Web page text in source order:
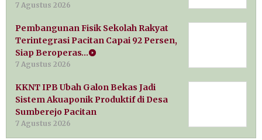
7 Agustus 2026
Pembangunan Fisik Sekolah Rakyat
Terintegrasi Pacitan Capai 92 Persen,
Siap Beroperas…
7 Agustus 2026
KKNT IPB Ubah Galon Bekas Jadi
Sistem Akuaponik Produktif di Desa
Sumberejo Pacitan
7 Agustus 2026